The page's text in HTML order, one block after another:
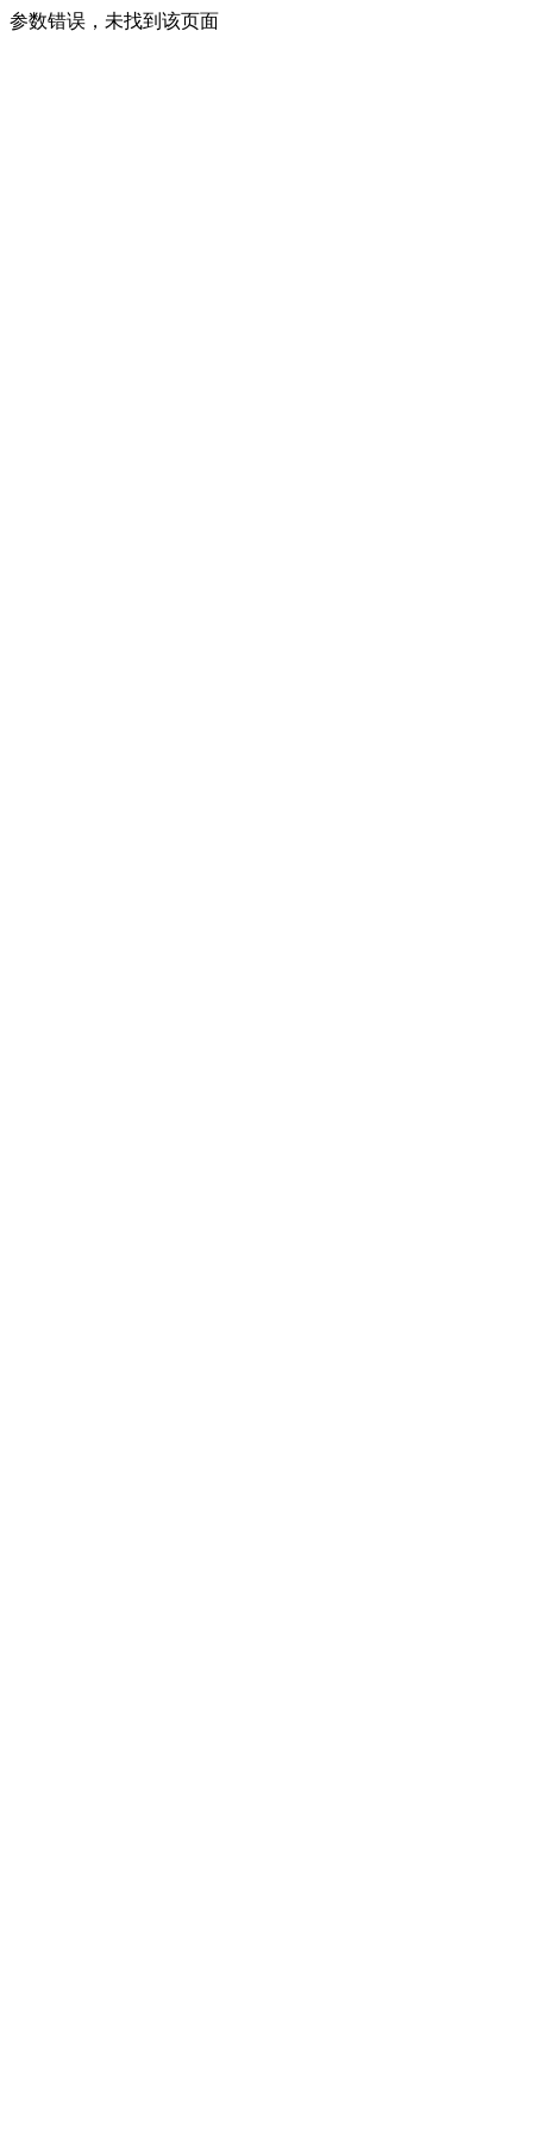
参数错误，未找到该页面